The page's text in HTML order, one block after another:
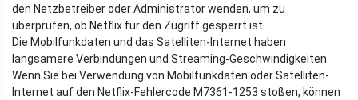
den Netzbetreiber oder Administrator wenden, um zu
überprüfen, ob Netflix für den Zugriff gesperrt ist.
Die Mobilfunkdaten und das Satelliten-Internet haben
langsamere Verbindungen und Streaming-Geschwindigkeiten.
Wenn Sie bei Verwendung von Mobilfunkdaten oder Satelliten-
Internet auf den Netflix-Fehlercode M7361-1253 stoßen, können